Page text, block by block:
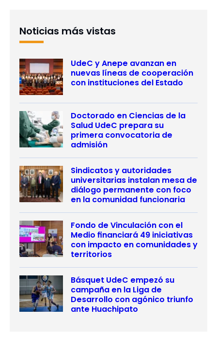
Noticias más vistas
UdeC y Anepe avanzan en
nuevas líneas de cooperación
con instituciones del Estado
Doctorado en Ciencias de la
Salud UdeC prepara su
primera convocatoria de
admisión
Sindicatos y autoridades
universitarias instalan mesa de
diálogo permanente con foco
en la comunidad funcionaria
Fondo de Vinculación con el
Medio financiará 49 iniciativas
con impacto en comunidades y
territorios
Básquet UdeC empezó su
campaña en la Liga de
Desarrollo con agónico triunfo
ante Huachipato